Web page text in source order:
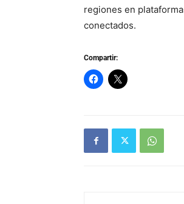
regiones en
conectados.
Compartir: